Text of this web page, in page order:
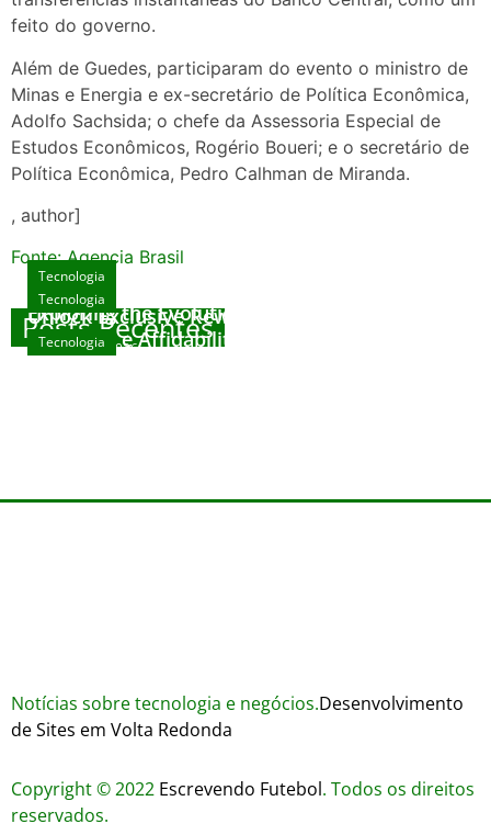
feito do governo.
Além de Guedes, participaram do evento o ministro de
Minas e Energia e ex-secretário de Política Econômica,
Adolfo Sachsida; o chefe da Assessoria Especial de
Estudos Econômicos, Rogério Boueri; e o secretário de
Política Econômica, Pedro Calhman de Miranda.
, author]
Fonte: Agencia Brasil
Posts Recentes
Tecnologia
Exploring the Evolution of Online Slot Games
agosto 7, 2026
Tecnologia
Unlock Exclusive Rewards at The Big Dog
House
Tecnologia
Sicurezza e Affidabilità di Mr Nulls Wicked
Wares
Tecnologia
Notícias sobre tecnologia e negócios.Desenvolvimento
de Sites em Volta Redonda
Copyright © 2022 Escrevendo Futebol. Todos os direitos
reservados.